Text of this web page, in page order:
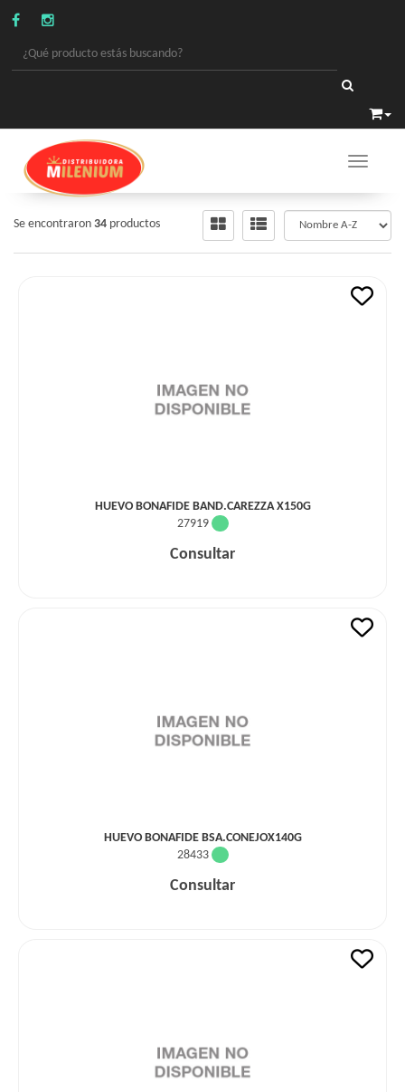
Toggle
FIESTAS Y ESPECIALES
Se encontraron 34 productos
HUEVO BONAFIDE BAND.CAREZZA X150G
27919
Consultar
HUEVO BONAFIDE BSA.CONEJOX140G
28433
Consultar